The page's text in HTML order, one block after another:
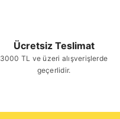
Ücretsiz Teslimat
3000 TL ve üzeri alışverişlerde
geçerlidir.